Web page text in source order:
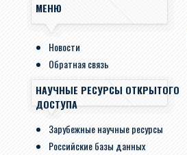
МЕНЮ
Новости
Обратная связь
НАУЧНЫЕ РЕСУРСЫ ОТКРЫТОГО
ДОСТУПА
Зарубежные научные ресурсы
Российские базы данных